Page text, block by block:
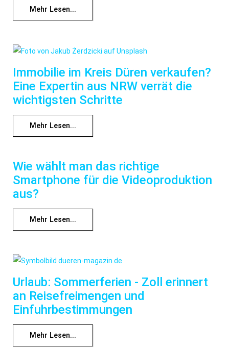
Mehr Lesen...
Immobilie im Kreis Düren verkaufen?
Eine Expertin aus NRW verrät die
wichtigsten Schritte
Mehr Lesen...
Wie wählt man das richtige
Smartphone für die Videoproduktion
aus?
Mehr Lesen...
Urlaub: Sommerferien - Zoll erinnert
an Reisefreimengen und
Einfuhrbestimmungen
Mehr Lesen...